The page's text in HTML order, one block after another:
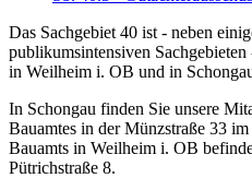
Das Sachgebiet 40 ist - neben
publikumsintensiven Sachgebieten
in Weilheim i. OB und in
In Schongau finden Sie unsere
Bauamtes in der Münzstraße 33
Bauamts in Weilheim i. OB
Pütrichstraße 8.